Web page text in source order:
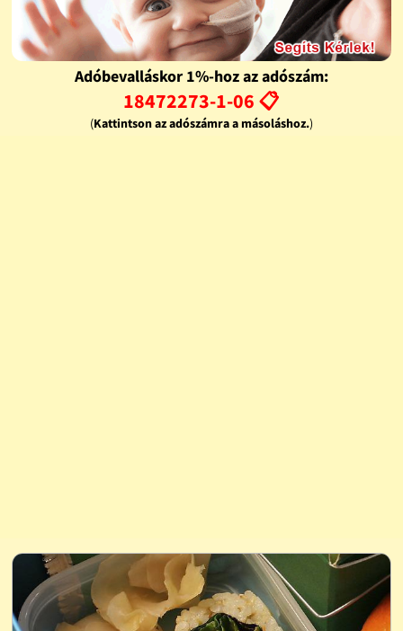
Adóbevalláskor 1%-hoz az adószám:
18472273-1-06 📋
(Kattintson az adószámra a másoláshoz.)